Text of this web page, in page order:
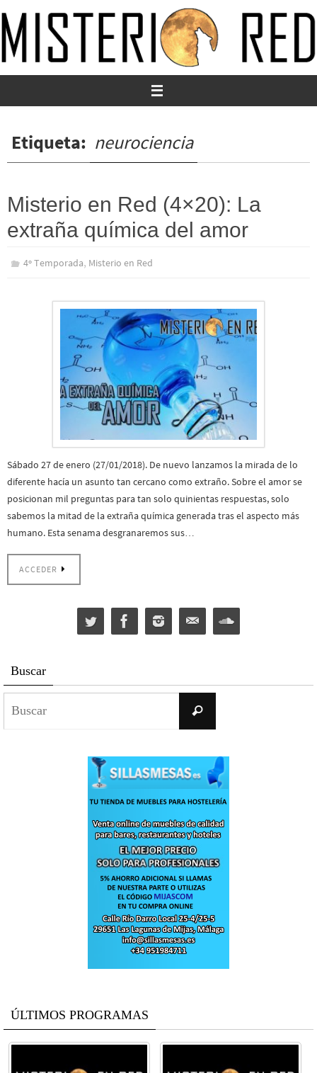
al
contenido
Etiqueta: neurociencia
Misterio en Red (4×20): La
extraña química del amor
4º Temporada, Misterio en Red
Sábado 27 de enero (27/01/2018). De nuevo lanzamos la mirada de lo
diferente hacía un asunto tan cercano como extraño. Sobre el amor se
posicionan mil preguntas para tan solo quinientas respuestas, solo
sabemos la mitad de la extraña química generada tras el aspecto más
humano. Esta senama desgranaremos sus…
ACCEDER
Buscar
Buscar
ÚLTIMOS PROGRAMAS